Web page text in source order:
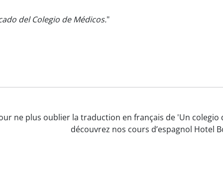
del Colegio de Médicos."
ne plus oublier la traduction en français de 'Un
découvrez nos cours d’espagnol Hotel